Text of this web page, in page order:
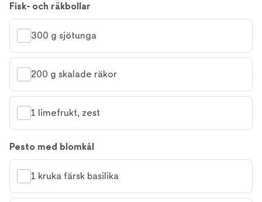
Fisk- och räkbollar
300 g sjötunga
200 g skalade räkor
1 limefrukt, zest
Pesto med blomkål
1 kruka färsk basilika